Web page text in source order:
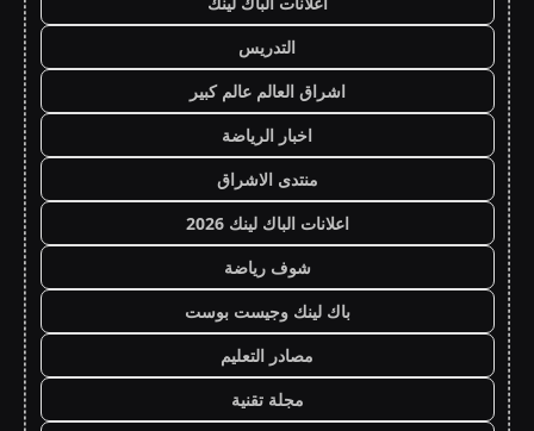
التدريس
اشراق العالم عالم كبير
اخبار الرياضة
منتدى الاشراق
اعلانات الباك لينك 2026
شوف رياضة
باك لينك وجيست بوست
مصادر التعليم
مجلة تقنية